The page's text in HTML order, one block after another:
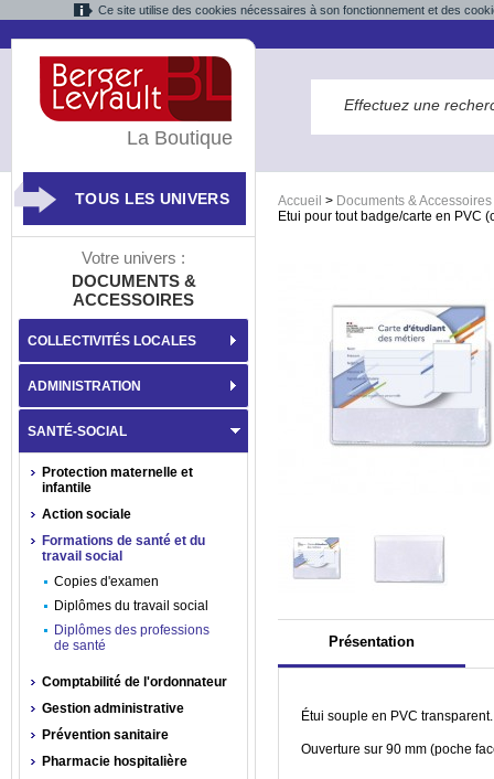
Ce site utilise des cookies nécessaires à son fonctionnement et des
Accueil > Documents & Accessoires
Etui pour tout badge/carte en PVC
Présentation
Étui souple en PVC
Ouverture sur 90 mm (poche
La Boutique
TOUS LES UNIVERS
Votre univers :
DOCUMENTS &
ACCESSOIRES
COLLECTIVITÉS LOCALES
ADMINISTRATION
SANTÉ-SOCIAL
Protection maternelle et
infantile
Action sociale
Formations de santé et du
travail social
Copies d'examen
Diplômes du travail social
Diplômes des professions
de santé
Comptabilité de l'ordonnateur
Gestion administrative
Prévention sanitaire
Pharmacie hospitalière